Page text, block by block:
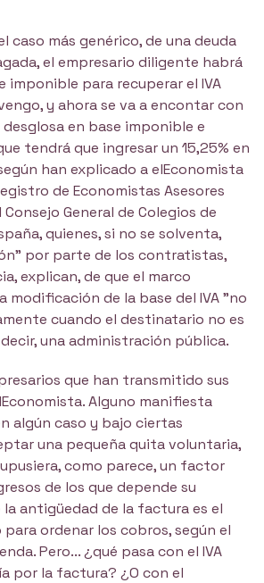
caso más genérico, de una deuda
el empresario diligente habrá
imponible para recuperar el IVA
y ahora se va a encontar con
en base imponible e
tendrá que ingresar un 15,25% en
han explicado a elEconomista
de Economistas Asesores
Consejo General de Colegios de
quienes, si no se solventa,
por parte de los contratistas,
explican, de que el marco
modificación de la base del IVA "no
cuando el destinatario no es
una administración pública.
que han transmitido sus
Alguno manifiesta
algún caso y bajo ciertas
una pequeña quita voluntaria,
como parece, un factor
de los que depende su
antigüedad de la factura es el
ordenar los cobros, según el
Pero... ¿qué pasa con el IVA
por la factura? ¿O con el